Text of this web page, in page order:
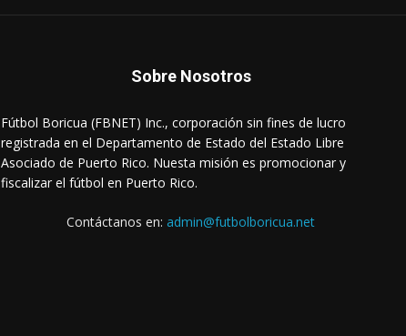
Sobre Nosotros
Fútbol Boricua (FBNET) Inc., corporación sin fines de lucro
registrada en el Departamento de Estado del Estado Libre
Asociado de Puerto Rico. Nuesta misión es promocionar y
fiscalizar el fútbol en Puerto Rico.
Contáctanos en: admin@futbolboricua.net